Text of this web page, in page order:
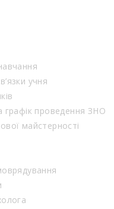
учня
графік проведення ЗНО
майстерності